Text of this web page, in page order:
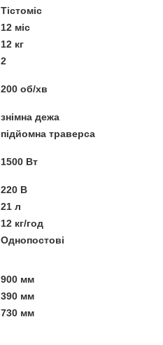
Тістоміс
12 міс
12 кг
2
200 об/хв
знімна дежа
підйомна траверса
1500 Вт
220 В
21 л
12 кг/год
Однопостові
900 мм
390 мм
730 мм